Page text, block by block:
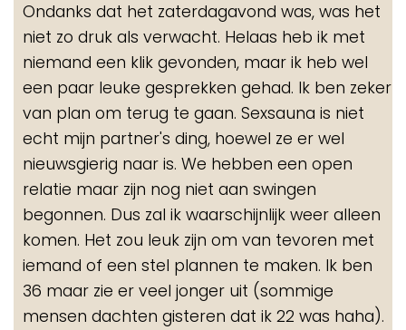
Ondanks dat het zaterdagavond was, was het
niet zo druk als verwacht. Helaas heb ik met
niemand een klik gevonden, maar ik heb wel
een paar leuke gesprekken gehad. Ik ben zeker
van plan om terug te gaan. Sexsauna is niet
echt mijn partner's ding, hoewel ze er wel
nieuwsgierig naar is. We hebben een open
relatie maar zijn nog niet aan swingen
begonnen. Dus zal ik waarschijnlijk weer alleen
komen. Het zou leuk zijn om van tevoren met
iemand of een stel plannen te maken. Ik ben
36 maar zie er veel jonger uit (sommige
mensen dachten gisteren dat ik 22 was haha).